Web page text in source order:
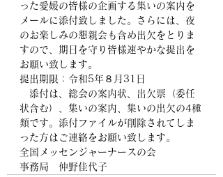
った愛媛の皆様の企画する集いの案内を
メールに添付致しました。さらには、夜
のお楽しみの懇親会も含め出欠をとりま
すので、期日を守り皆様速やかな提出を
お願い致します。
提出期限：令和5年８月31日
添付は、総会の案内状、出欠票（委任
状含む）、集いの案内、集いの出欠の4種
類です。添付ファイルが削除されてしま
った方はご連絡をお願い致します。
全国メッセンジャーナースの会
事務局　仲野佳代子